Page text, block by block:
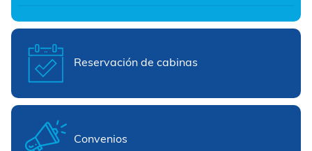
Reservación de cabinas
Convenios